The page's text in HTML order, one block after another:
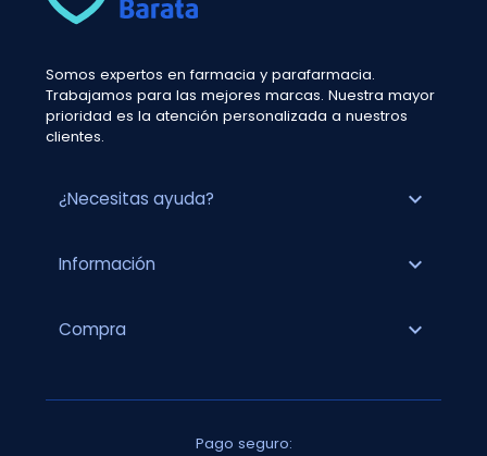
Somos expertos en farmacia y parafarmacia.
Trabajamos para las mejores marcas. Nuestra mayor
prioridad es la atención personalizada a nuestros
clientes.
¿Necesitas ayuda? expand_more
Información expand_more
Compra expand_more
Pago seguro: